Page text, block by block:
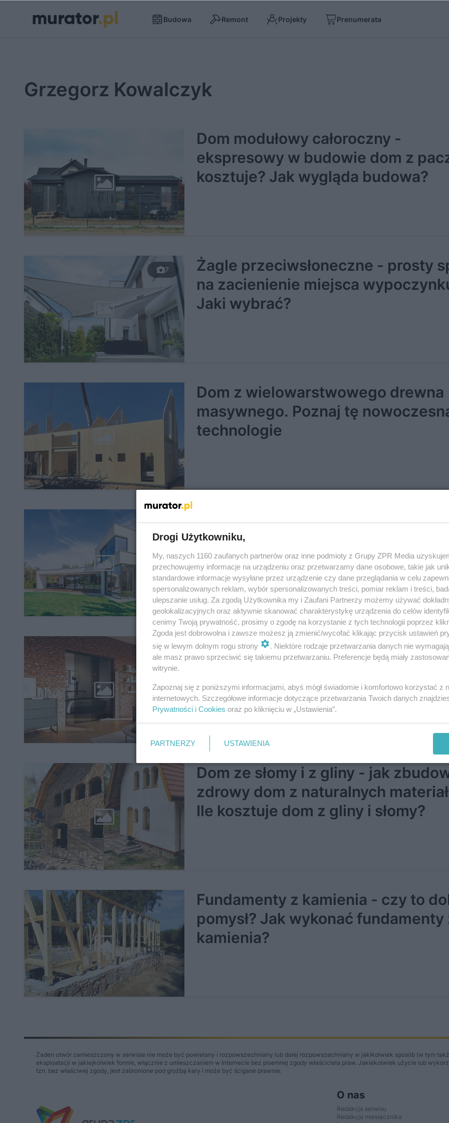
Budowa Remont Projekty Prenumerata
Grzegorz Kowalczyk
Dom modułowy całoroczny -
ekspresowy w budowie dom z
kosztuje? Jak wygląda budowa?
7
Żagle przeciwsłoneczne - prosty
na zacienienie miejsca
Jaki wybrać?
Dom z wielowarstwowego drewna
masywnego. Poznaj tę
technologie
działa? Jaką wybrać? Ile kosztuje?
Jakie drzwi przesuwne wybrać?
Przegląd systemów drzwi
Dom ze słomy i z gliny - jak
zdrowy dom z naturalnych
Ile kosztuje dom z gliny i słomy?
Fundamenty z kamienia - czy to
pomysł? Jak wykonać fundamenty
kamienia?
Żaden utwór zamieszczony w serwisie nie może być powielany i rozpowszechniany lub dalej rozpowszechniany w jakikolwiek sposób (w tym
eksploatacji w jakiejkolwiek formie, włącznie z umieszczaniem w Internecie bez pisemnej zgody właściciela praw. Jakiekolwiek użycie lub
tzn. bez właściwej zgody, jest zabronione pod groźbą kary i może być ścigane prawnie.
O nas
Redakcja serwisu
Redakcja miesięcznika
Drogi Użytkowniku,
My, naszych 1160 zaufanych partnerów oraz inne podmioty z Grupy ZPR Media
przechowujemy informacje na urządzeniu oraz przetwarzamy dane osobowe, takie jak
standardowe informacje wysyłane przez urządzenie czy dane przeglądania w celu
spersonalizowanych reklam, wybór spersonalizowanych treści, pomiar reklam i treści,
ulepszanie usług. Za zgodą Użytkownika my i Zaufani Partnerzy możemy używać
geolokalizacyjnych oraz aktywnie skanować charakterystykę urządzenia do celów
cenimy Twoją prywatność, prosimy o zgodę na korzystanie z tych technologii poprzez
Zgoda jest dobrowolna i zawsze możesz ją zmienić/wycofać klikając przycisk ustawień
się w lewym dolnym rogu strony
. Niektóre rodzaje przetwarzania danych nie
ale masz prawo sprzeciwić się takiemu przetwarzaniu. Preferencje będą miały
witrynie.
Zapoznaj się z poniższymi informacjami, abyś mógł świadomie i komfortowo korzystać z
internetowych. Szczegółowe informacje dotyczące przetwarzania Twoich danych
Prywatności i Cookies oraz po kliknięciu w „Ustawienia”.
PARTNERZY USTAWIENIA